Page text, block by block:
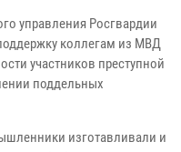
управления Росгвардии
коллегам из МВД
участников преступной
поддельных
изготавливали и